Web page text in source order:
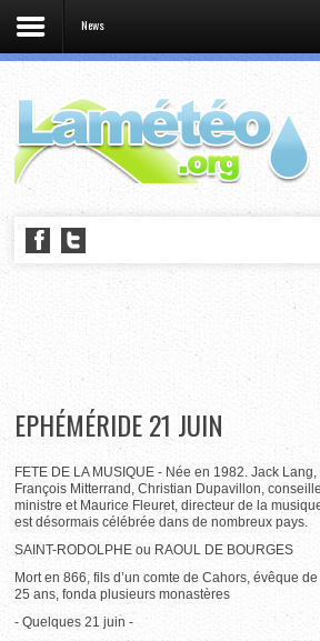
News
EPHÉMÉRIDE 21 JUIN
FETE DE LA MUSIQUE - Née en 1982. Jack
François Mitterrand, Christian Dupavillon,
ministre et Maurice Fleuret, directeur de la
est désormais célébrée dans de nombreux pays.
SAINT-RODOLPHE ou RAOUL DE BOURGES
Mort en 866, fils d’un comte de Cahors, évêque
25 ans, fonda plusieurs monastères
- Quelques 21 juin -